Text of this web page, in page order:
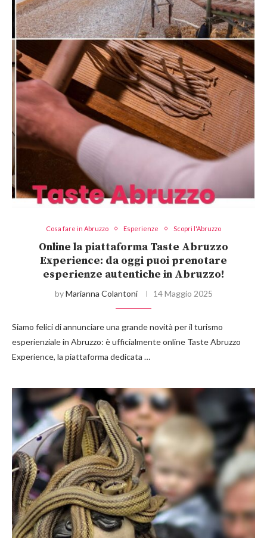
Cosa fare in Abruzzo Esperienze Scopri l'Abruzzo
Online la piattaforma Taste Abruzzo
Experience: da oggi puoi prenotare
esperienze autentiche in Abruzzo!
byMarianna Colantoni 14 Maggio 2025
Siamo felici di annunciare una grande novità per il turismo
esperienziale in Abruzzo: è ufficialmente online Taste Abruzzo
Experience, la piattaforma dedicata …